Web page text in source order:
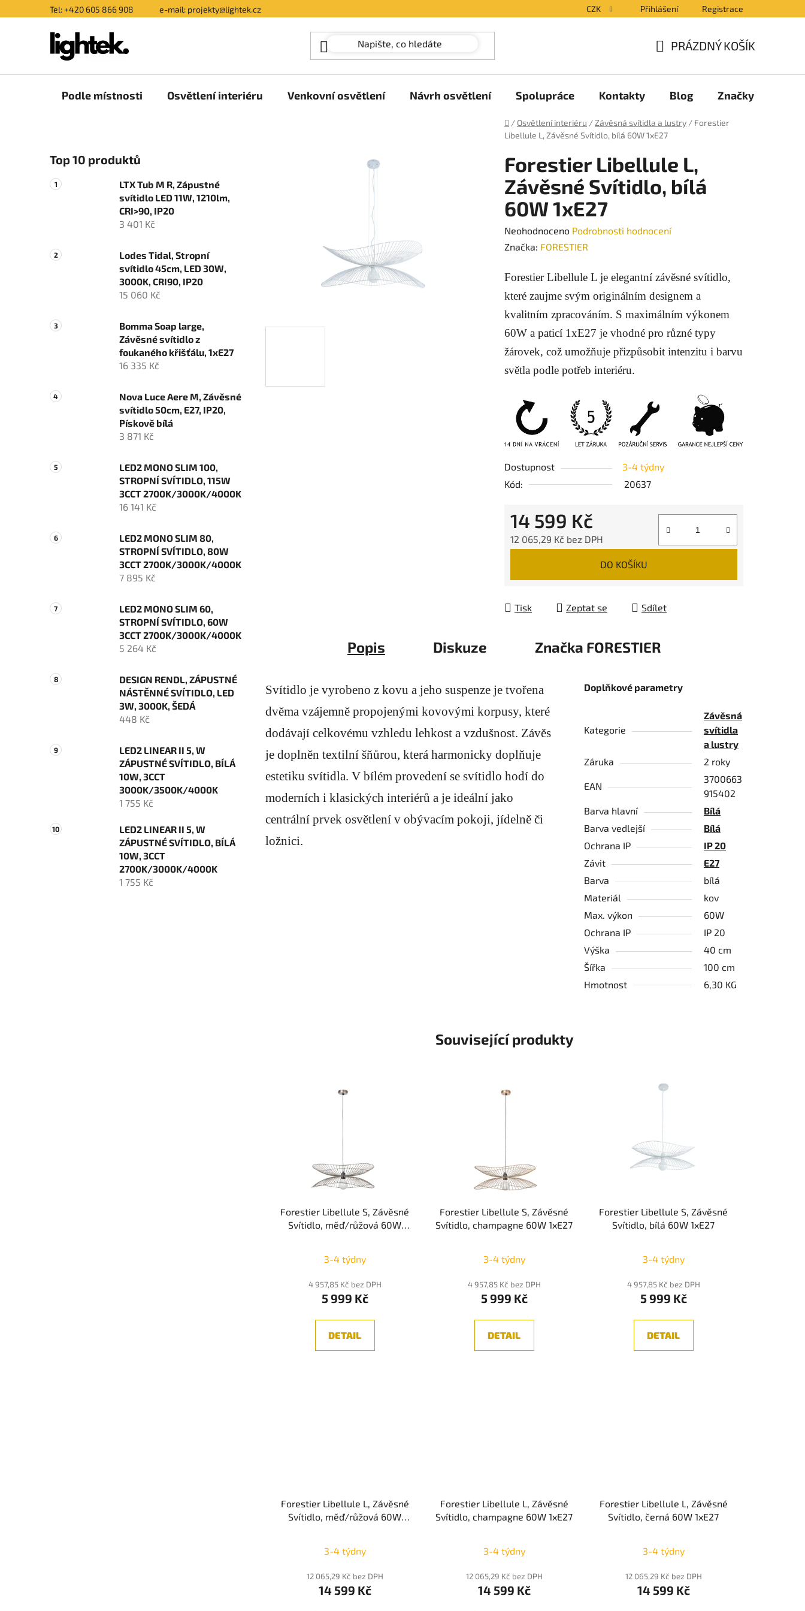
na
Tel: +420 605 866 908 e-mail: projekty@lightek.cz CZK Přihlášení Registrace
KOŠÍK
PRÁZDNÝ KOŠÍK
Podle místnosti Osvětlení interiéru Venkovní osvětlení Návrh osvětlení Spolupráce Kontakty Blog Značky
Domů
/ Osvětlení interiéru / Závěsná svítidla a lustry / Forestier
Libellule L, Závěsné Svítidlo, bílá 60W 1xE27
o
s
t
n
n
e
Top 10 produktů
LTX Tub M R, Zápustné
svítidlo LED 11W, 1210lm,
CRI>90, IP20
3 401 Kč
Lodes Tidal, Stropní
svítidlo 45cm, LED 30W,
3000K, CRI90, IP20
15 060 Kč
Bomma Soap large,
Závěsné svítidlo z
foukaného křišťálu, 1xE27
16 335 Kč
Nova Luce Aere M, Závěsné
svítidlo 50cm, E27, IP20,
Pískově bílá
3 871 Kč
LED2 MONO SLIM 100,
STROPNÍ SVÍTIDLO, 115W
3CCT 2700K/3000K/4000K
16 141 Kč
LED2 MONO SLIM 80,
STROPNÍ SVÍTIDLO, 80W
3CCT 2700K/3000K/4000K
7 895 Kč
LED2 MONO SLIM 60,
STROPNÍ SVÍTIDLO, 60W
3CCT 2700K/3000K/4000K
5 264 Kč
DESIGN RENDL, ZÁPUSTNÉ
NÁSTĚNNÉ SVÍTIDLO, LED
3W, 3000K, ŠEDÁ
448 Kč
LED2 LINEAR II 5, W
ZÁPUSTNÉ SVÍTIDLO, BÍLÁ
10W, 3CCT
3000K/3500K/4000K
1 755 Kč
LED2 LINEAR II 5, W
ZÁPUSTNÉ SVÍTIDLO, BÍLÁ
10W, 3CCT
2700K/3000K/4000K
1 755 Kč
Forestier Libellule L,
Závěsné Svítidlo, bílá
60W 1xE27
Průměrné
hodnocení
je
0,0
z
5
Neohodnoceno Podrobnosti hodnocení
Značka: FORESTIER
Forestier Libellule L je elegantní závěsné svítidlo,
které zaujme svým originálním designem a
kvalitním zpracováním. S maximálním výkonem
60W a paticí 1xE27 je vhodné pro různé typy
žárovek, což umožňuje přizpůsobit intenzitu i barvu
světla podle potřeb interiéru.
Dostupnost
3-4 týdny
Kód:
20637
14 599 Kč
12 065,29 Kč bez DPH
DO KOŠÍKU
Tisk Zeptat se Sdílet
Popis Diskuze Značka FORESTIER
Svítidlo je vyrobeno z kovu a jeho suspenze je tvořena
dvěma vzájemně propojenými kovovými korpusy, které
dodávají celkovému vzhledu lehkost a vzdušnost. Závěs
je doplněn textilní šňůrou, která harmonicky doplňuje
estetiku svítidla. V bílém provedení se svítidlo hodí do
moderních i klasických interiérů a je ideální jako
centrální prvek osvětlení v obývacím pokoji, jídelně či
ložnici.
Doplňkové parametry
Kategorie
Závěsná
svítidla
a lustry
Záruka
2 roky
EAN
3700663
915402
Barva hlavní
Bílá
Barva vedlejší
Bílá
Ochrana IP
IP 20
Závit
E27
Barva
bílá
Materiál
kov
Max. výkon
60W
Ochrana IP
IP 20
Výška
40 cm
Šířka
100 cm
Hmotnost
6,30 KG
Související produkty
Forestier Libellule S, Závěsné
Svítidlo, měď/růžová 60W
3-4 týdny
4 957,85 Kč bez DPH
5 999 Kč
DETAIL
Forestier Libellule S, Závěsné
Svítidlo, champagne 60W 1xE27
3-4 týdny
4 957,85 Kč bez DPH
5 999 Kč
DETAIL
Forestier Libellule S, Závěsné
Svítidlo, bílá 60W 1xE27
3-4 týdny
4 957,85 Kč bez DPH
5 999 Kč
DETAIL
Forestier Libellule L, Závěsné
Svítidlo, měď/růžová 60W
3-4 týdny
12 065,29 Kč bez DPH
14 599 Kč
Forestier Libellule L, Závěsné
Svítidlo, champagne 60W 1xE27
3-4 týdny
12 065,29 Kč bez DPH
14 599 Kč
Forestier Libellule L, Závěsné
Svítidlo, černá 60W 1xE27
hodnocení
produktu
je
3-4 týdny
12 065,29 Kč bez DPH
14 599 Kč